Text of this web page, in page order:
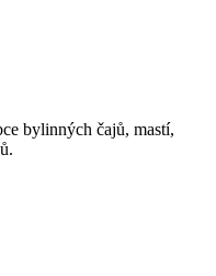
bylinných čajů, mastí,